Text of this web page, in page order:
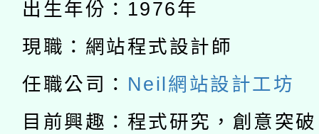
接種之民眾」措施，延
月28日止
用水績優單位及節水達
動」
桃園市孔廟祈福系列
開 智慧啟航」
2026年桃園地景藝術
「2026桃園藝術巡演
關事宜
轉知教育部國民及學前
國立臺灣師範大學辦理
函轉國家教育研究院中
出生年份：1976年
現職：網站程式設計師
任職公司： Neil網站設計工坊
目前興趣：程式研究，創意突